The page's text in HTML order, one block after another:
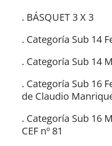
. BÁSQUET 3 X 3
. Categoría Sub 14
. Categoría Sub 14
. Categoría Sub 16
de Claudio
. Categoría Sub 16
CEF nº 81